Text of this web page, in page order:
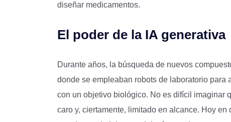
diseñar medicamentos.
El poder de la IA generativa
Durante años, la búsqueda de nuevos
donde se empleaban robots de laboratorio
con un objetivo biológico. No es difícil imaginar
caro y, ciertamente, limitado en alcance. Hoy en